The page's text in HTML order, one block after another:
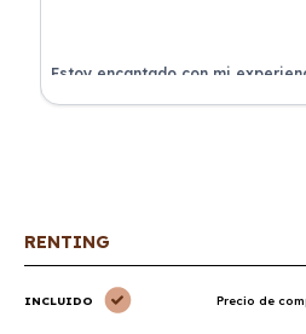
Estoy encantado con mi
Renting. El coche llegó en
RENTING
INCLUIDO Precio de